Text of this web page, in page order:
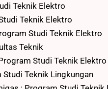
Teknik Elektro
Teknik Elektro
Studi Teknik Elektro
Teknik
Studi Teknik Elektro
Teknik Lingkungan